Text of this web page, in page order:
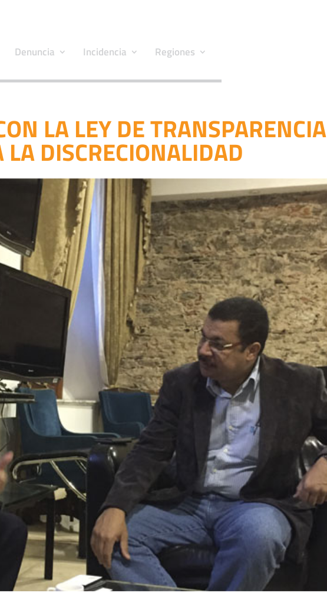
Denuncia Incidencia Regiones
LA LEY DE TRANSPARENCIA
DISCRECIONALIDAD